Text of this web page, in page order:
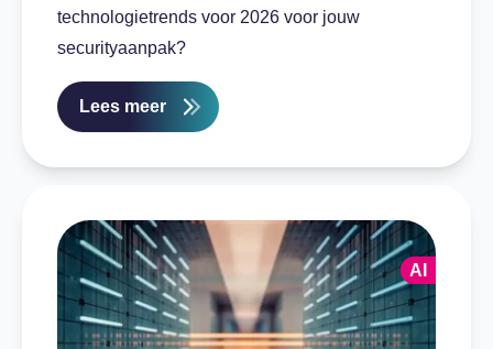
technologietrends voor 2026 voor jouw
securityaanpak?
Lees meer
AI